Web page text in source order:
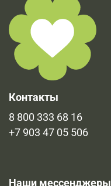
Контакты
8 800 333 68 16
+7 903 47 05 506
Наши мессенджеры